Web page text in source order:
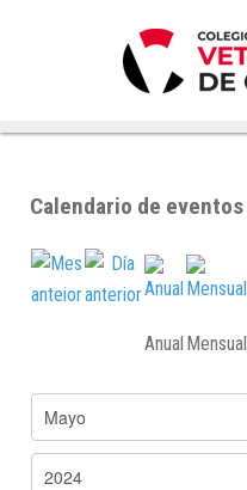
Calendario de eventos
Anual Mensual